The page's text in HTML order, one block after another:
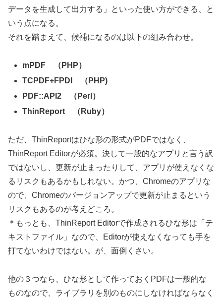
データを生成して出力する」といった使い方ができる、と
いう点になる。
それを踏まえて、候補になるのは以下の組み合わせ。
mPDF （PHP）
TCPDF+FPDI （PHP)
PDF::API2 （Perl）
ThinReport （Ruby）
ただ、ThinReportはひな形の形式がPDFではなく、
ThinReport Editorが必須。決して一般的なアプリと言う訳
ではないし、更新が止まったりして、アプリが使えなくな
るリスクもあるかもしれない。かつ、Chromeのアプリな
ので、Chromeのバージョンアップで更新が止まるという
リスクもあるのが考えどころ。
＊もっとも、ThinReport Editorで作成されるひな形は「テ
キストファイル」なので、Editorが使えなくなっても手を
打てないわけではない。が、面倒くさい。
他の３つなら、ひな形として作っておくPDFは一般的な
ものなので、ライブラリを別のものにしなければならなく